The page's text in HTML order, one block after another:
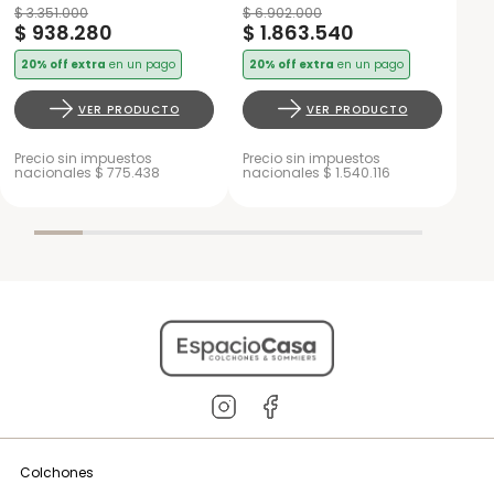
$3.351.000
$ 938.280
20% off extra en un pago
VER PRODUCTO
Precio sin impuestos
nacionales $ 775.438
$6.902.000
$ 1.863.540
20% off extra en un pago
VER PRODUCTO
Precio sin impuestos
nacionales $ 1.540.116
Colchones